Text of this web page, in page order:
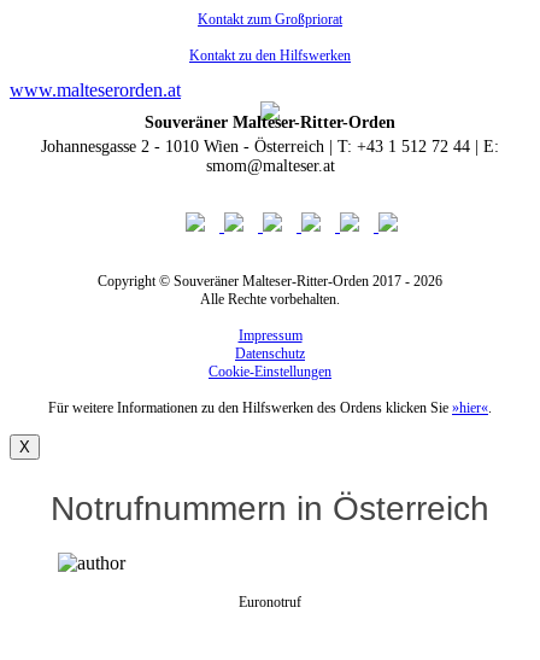
Kontakt zum Großpriorat
Kontakt zu den Hilfswerken
www.malteserorden.at
Souveräner Malteser-Ritter-Orden
Johannesgasse 2 - 1010 Wien - Österreich | T: +43 1 512 72 44 | E:
smom@malteser.at
Copyright © Souveräner Malteser-Ritter-Orden 2017 - 2026
Alle Rechte vorbehalten.
Impressum
Datenschutz
Cookie-Einstellungen
Für weitere Informationen zu den Hilfswerken des Ordens klicken Sie »hier«
X
Notrufnummern in Österreich
Euronotruf